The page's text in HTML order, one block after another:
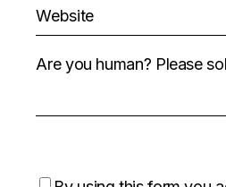
Are you human? Please